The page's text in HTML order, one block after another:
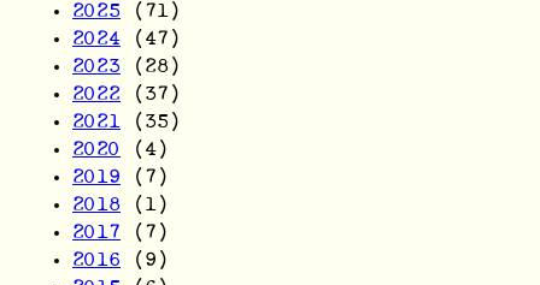
2025 (71)
2024 (47)
2023 (28)
2022 (37)
2021 (35)
2020
(4)
2019 (7)
2018 (1)
2017 (7)
2016 (9)